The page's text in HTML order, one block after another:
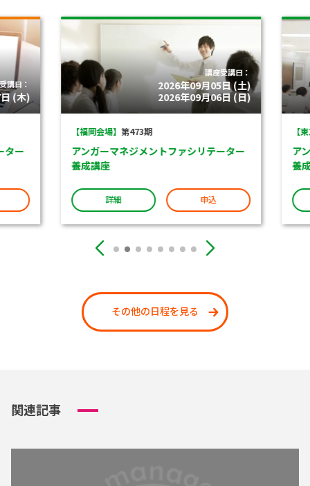
日：
(木)
ー
講座受講日：
2026年09月05日 (土)
2026年09月06日 (日)
【福岡会場】第473期
アンガーマネジメントファシリテーター
養成講座
詳細 申込
【東
ア
養
その他の日程を見る
関連記事